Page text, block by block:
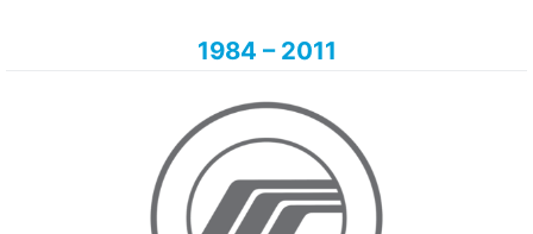
1984 – 2011